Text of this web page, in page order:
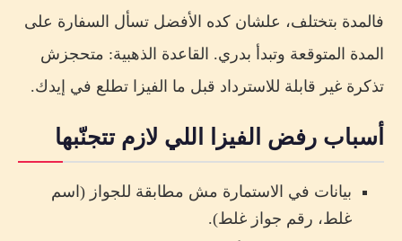
فالمدة بتختلف، علشان كده الأفضل تسأل السفارة على
المدة المتوقعة وتبدأ بدري. القاعدة الذهبية: متحجزش
تذكرة غير قابلة للاسترداد قبل ما الفيزا تطلع في إيدك.
أسباب رفض الفيزا اللي لازم تتجنّبها
بيانات في الاستمارة مش مطابقة للجواز (اسم
غلط، رقم جواز غلط).